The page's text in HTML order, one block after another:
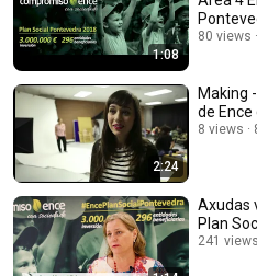
1:08
80 views
2:24
Making
de Ence
8 views
Axudas
Plan
241 views